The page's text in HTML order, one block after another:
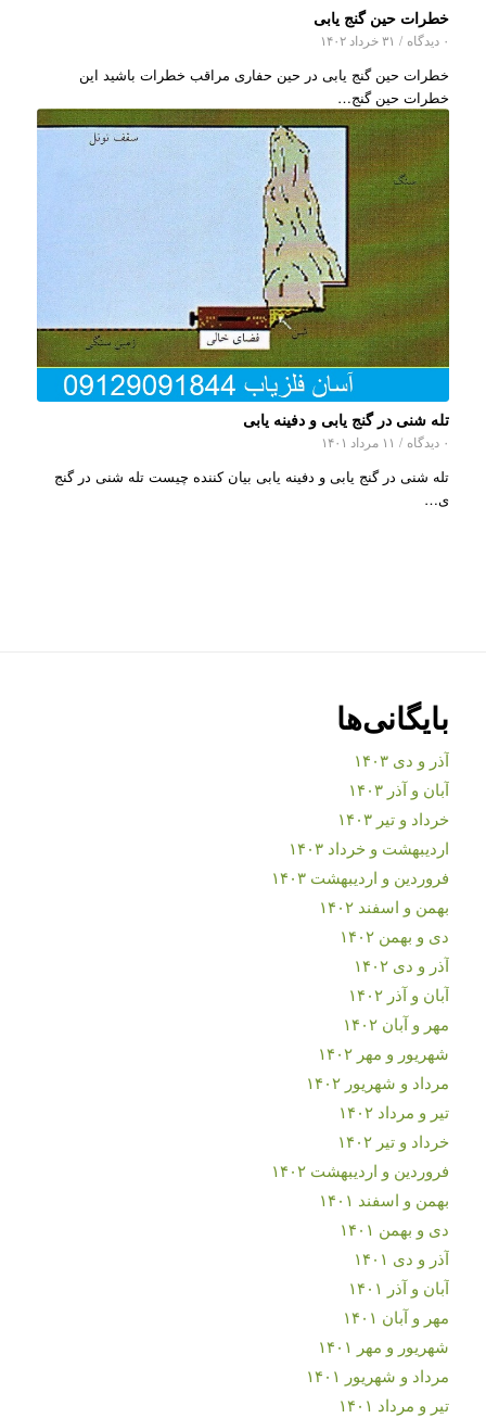
خطرات حین گنج یابی
۰ دیدگاه / ۳۱ خرداد ۱۴۰۲
خطرات حین گنج یابی در حین حفاری مراقب خطرات باشید این
خطرات حین گنج…
تله شنی در گنج یابی و دفینه یابی
۰ دیدگاه / ۱۱ مرداد ۱۴۰۱
تله شنی در گنج یابی و دفینه یابی بیان کننده چیست تله شنی در گنج
ی…
بایگانی‌ها
آذر و دی ۱۴۰۳
آبان و آذر ۱۴۰۳
خرداد و تیر ۱۴۰۳
اردیبهشت و خرداد ۱۴۰۳
فروردین و اردیبهشت ۱۴۰۳
بهمن و اسفند ۱۴۰۲
دی و بهمن ۱۴۰۲
آذر و دی ۱۴۰۲
آبان و آذر ۱۴۰۲
مهر و آبان ۱۴۰۲
شهریور و مهر ۱۴۰۲
مرداد و شهریور ۱۴۰۲
تیر و مرداد ۱۴۰۲
خرداد و تیر ۱۴۰۲
فروردین و اردیبهشت ۱۴۰۲
بهمن و اسفند ۱۴۰۱
دی و بهمن ۱۴۰۱
آذر و دی ۱۴۰۱
آبان و آذر ۱۴۰۱
مهر و آبان ۱۴۰۱
شهریور و مهر ۱۴۰۱
مرداد و شهریور ۱۴۰۱
تیر و مرداد ۱۴۰۱